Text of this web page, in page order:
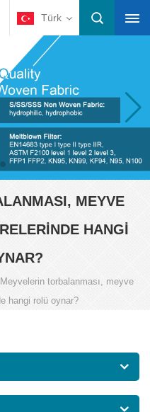
Türk
MEYVE
HANGI
Meyvelerin torbalanması, meyve
hangi rolü oynar?